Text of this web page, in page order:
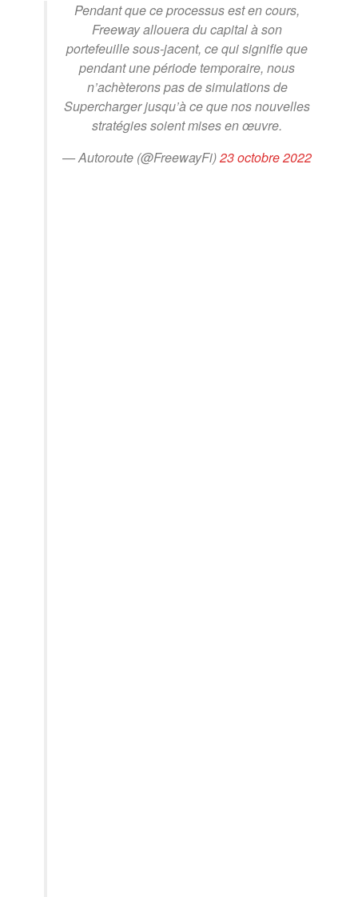
Pendant que ce processus est en cours,
Freeway allouera du capital à son
portefeuille sous-jacent, ce qui signifie que
pendant une période temporaire, nous
n’achèterons pas de simulations de
Supercharger jusqu’à ce que nos nouvelles
stratégies soient mises en œuvre.
— Autoroute (@FreewayFi)23 octobre 2022